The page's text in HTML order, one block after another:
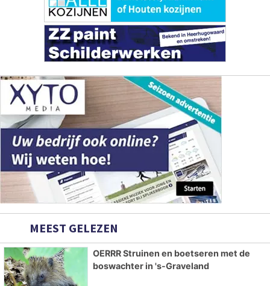
MEEST GELEZEN
OERRR Struinen en boetseren met de
boswachter in 's-Graveland